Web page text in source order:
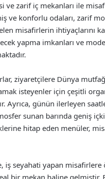
ve zarif iç mekanları ile
ve konforlu odaları, zarif
misafirlerin ihtiyaçlarını
yapma imkanları ve
ziyaretçilere Dünya
isteyenler için çeşitli
Ayrıca, günün ilerleyen
sunan barında geniş
hitap eden menüler,
iş seyahati yapan
bir mekan haline gelmiştir.